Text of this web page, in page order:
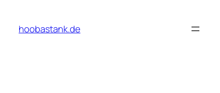
treścihoobastank.de